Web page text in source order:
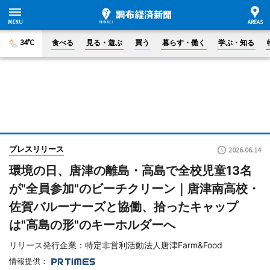
34°C 食べる 見る・遊ぶ 買う 暮らす・働く 学ぶ・知る
プレスリリース 2026.06.14
環境の日、唐津の離島・高島で全校児童13名
が"全員参加"のビーチクリーン｜唐津南高校・
佐賀バルーナーズと協働、拾ったキャップ
は"高島の形"のキーホルダーへ
リリース発行企業：特定非営利活動法人唐津Farm&Food
情報提供：